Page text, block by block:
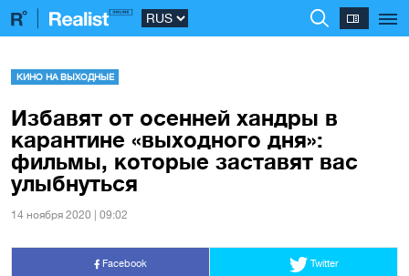
КИНО НА ВЫХОДНЫЕ
Избавят от осенней хандры в
карантине «выходного дня»:
фильмы, которые заставят вас
улыбнуться
14 ноября 2020 | 09:02
Facebook Twitter